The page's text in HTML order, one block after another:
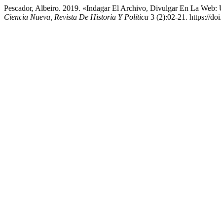
Pescador, Albeiro. 2019. «Indagar El Archivo, Divulgar En La
Ciencia Nueva, Revista De Historia Y Política 3 (2):02-21. https://